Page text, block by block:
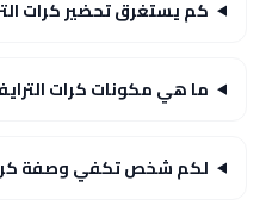
كم يستغرق تحضير كرات
ما هي مكونات كرات
لكم شخص تكفي وصفة كرات